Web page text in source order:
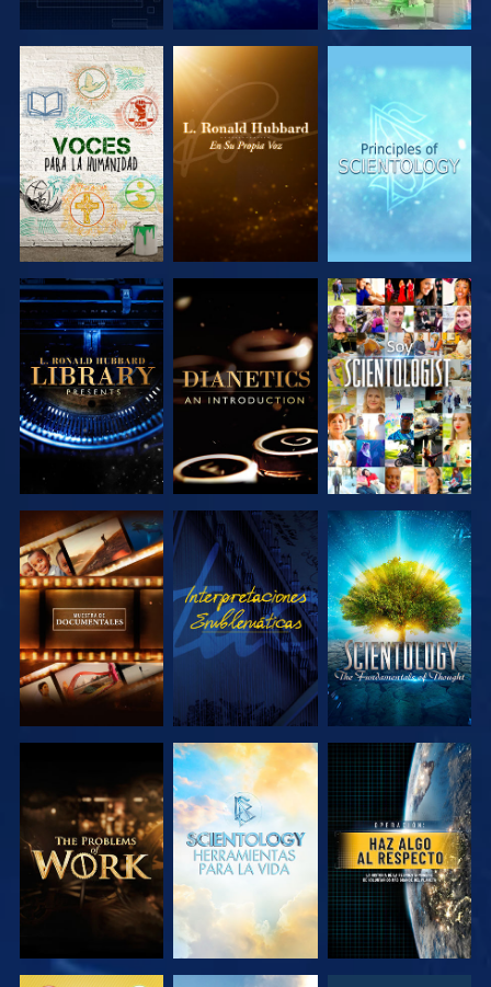
EXPLORA LAS
SERIES
EXPLORA LAS
SERIES
EXPLORA LAS
SERIES
EXPLORA LAS
SERIES
EXPLORA LAS
SERIES
VE
EXPLORA LAS
SERIES
VE
EXPLORA LAS
SERIES
EXPLORA LAS
SERIES
EXPLORA LAS
SERIES
VE